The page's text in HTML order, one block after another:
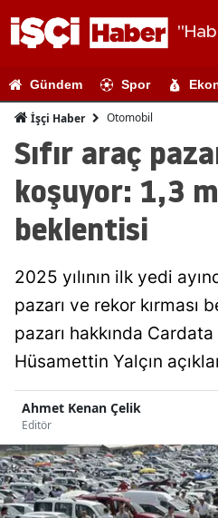
Gündem Spor
İşçi Haber Otomobil
Sıfır araç
koşuyor: 1,3
beklentisi
2025 yılının ilk yedi
pazarı ve rekor kırması
pazarı hakkında
Hüsamettin Yalçın
Ahmet Kenan Çelik
Editör